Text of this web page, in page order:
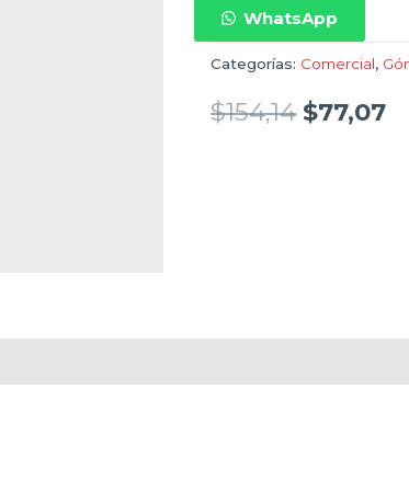
WhatsApp
Categorías: Comercial,
$154,14 $77,07